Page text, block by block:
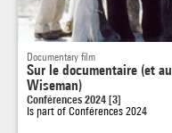
Documentary film
Sur le documentaire (et
Wiseman)
Conférences 2024 [3]
Is part of Conférences 2024